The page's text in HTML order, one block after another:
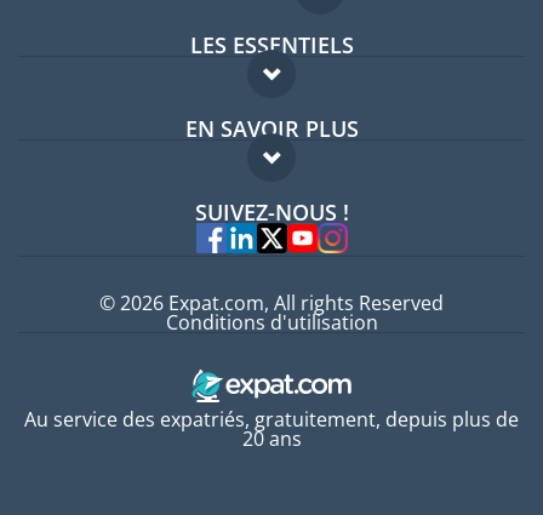
LES ESSENTIELS
Forum expatriés
Guides pays
EN SAVOIR PLUS
FAQ
Experts
SUIVEZ-NOUS !
Au service des expatriés, gratuitement, depuis plus de
20 ans
© 2026 Expat.com, All rights Reserved
Conditions d'utilisation